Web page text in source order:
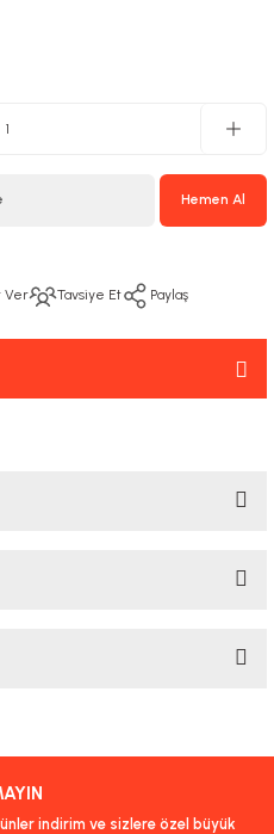
Hemen Al
Ver Tavsiye Et Paylaş
kullanarak tarafımıza
indirim ve sizlere özel büyük